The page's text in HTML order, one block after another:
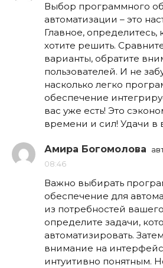
Выбор программного
автоматизации – это
Главное, определитесь,
хотите решить.
варианты, обратите
пользователей. И не
насколько легко
обеспечение
вас уже есть! Это
времени и сил! Удачи в
Амира Богомолова
08:46
Важно выбирать
обеспечение для
из потребностей
определите задачи,
автоматизировать.
внимание на
интуитивно понятным.